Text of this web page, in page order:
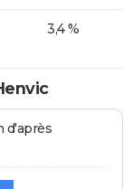
3,4 %
d'après